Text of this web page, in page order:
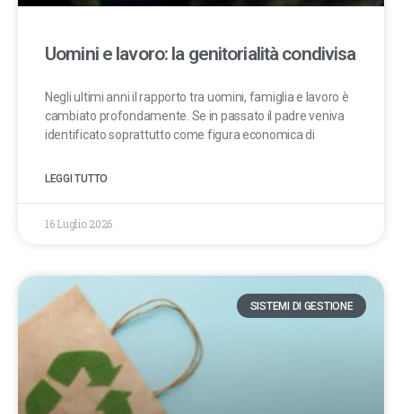
Uomini e lavoro: la genitorialità condivisa
Negli ultimi anni il rapporto tra uomini, famiglia e lavoro è
cambiato profondamente. Se in passato il padre veniva
identificato soprattutto come figura economica di
LEGGI TUTTO
16 Luglio 2026
SISTEMI DI GESTIONE